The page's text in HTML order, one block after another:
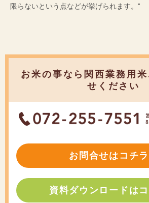
限らないという点などが挙げられます。”
お米の事なら関西業務用
せください
お問合せはコチラ
資料ダウンロードは